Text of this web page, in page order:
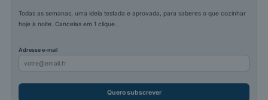
Todas as semanas, uma ideia testada e aprovada, para saberes o que cozinhar
hoje à noite. Cancelas em 1 clique.
Adresse e-mail
Quero subscrever